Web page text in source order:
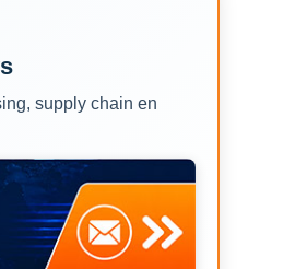
supply chain en